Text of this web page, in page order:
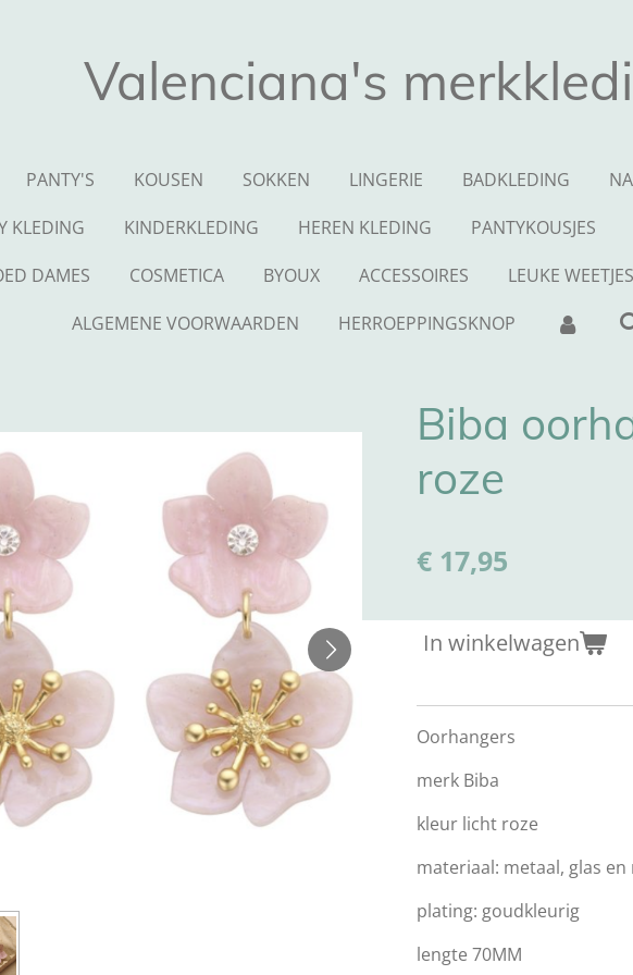
Valenciana's
PANTY'S KOUSEN SOKKEN LINGERIE BADKLEDING
KLEDING
KINDERKLEDING HEREN KLEDING PANTYKOUSJES
DAMES
COSMETICA BYOUX ACCESSOIRES LEUKE WEETJES
ALGEMENE VOORWAARDEN
HERROEPPINGSKNOP
Biba
roze
€ 17,95
In winkelwagen
Oorhangers
merk Biba
kleur licht roze
materiaal: metaal, glas en
plating: goudkleurig
lengte 70MM